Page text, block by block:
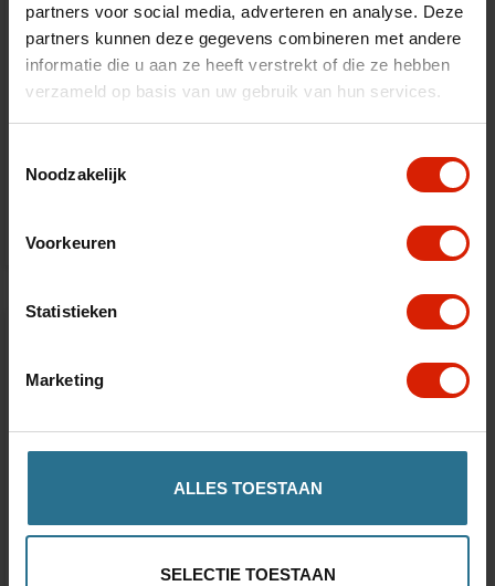
partners voor social media, adverteren en analyse. Deze
partners kunnen deze gegevens combineren met andere
informatie die u aan ze heeft verstrekt of die ze hebben
verzameld op basis van uw gebruik van hun services.
Noodzakelijk
Voorkeuren
Statistieken
Marketing
ALLES TOESTAAN
SELECTIE TOESTAAN